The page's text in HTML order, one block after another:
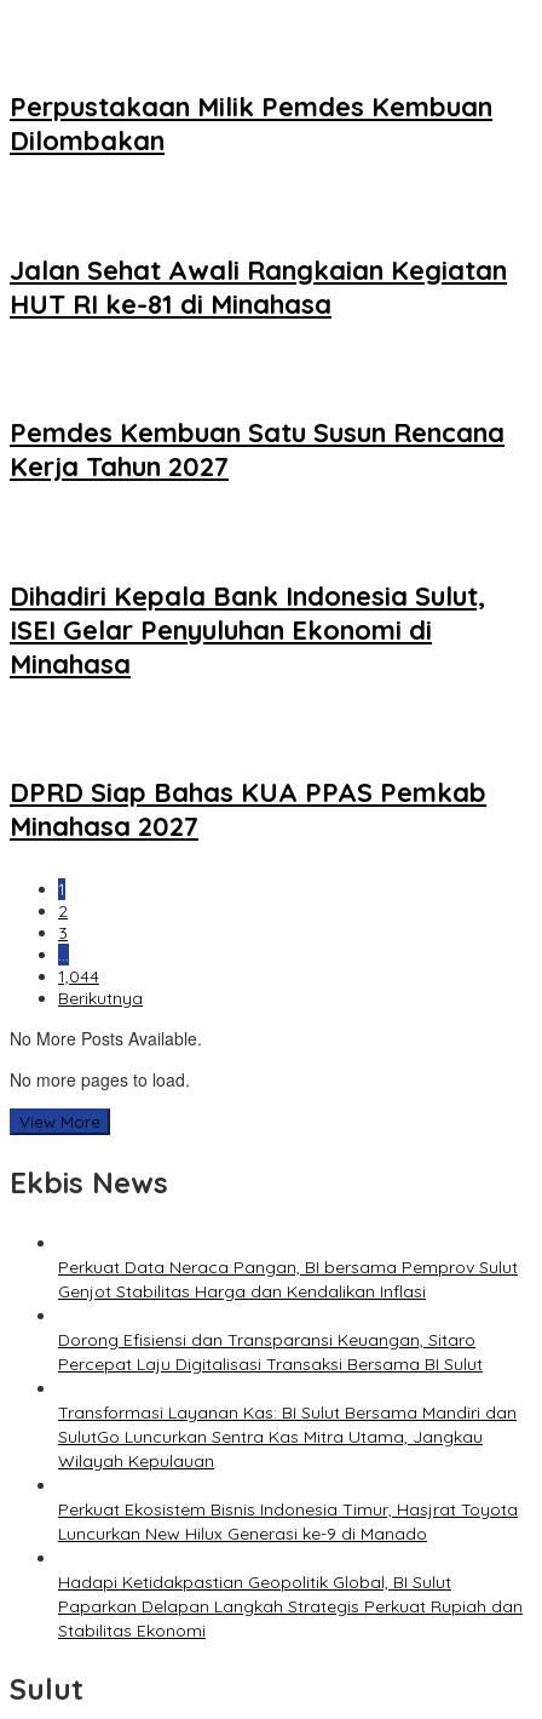
Perpustakaan Milik Pemdes Kembuan
Dilombakan
Jalan Sehat Awali Rangkaian Kegiatan
HUT RI ke-81 di Minahasa
Pemdes Kembuan Satu Susun Rencana
Kerja Tahun 2027
Dihadiri Kepala Bank Indonesia Sulut,
ISEI Gelar Penyuluhan Ekonomi di
Minahasa
DPRD Siap Bahas KUA PPAS Pemkab
Minahasa 2027
1
2
3
…
1,044
Berikutnya
No More Posts Available.
No more pages to load.
View More
Ekbis News
Perkuat Data Neraca Pangan, BI bersama Pemprov Sulut
Genjot Stabilitas Harga dan Kendalikan Inflasi
Dorong Efisiensi dan Transparansi Keuangan, Sitaro
Percepat Laju Digitalisasi Transaksi Bersama BI Sulut
Transformasi Layanan Kas: BI Sulut Bersama Mandiri dan
SulutGo Luncurkan Sentra Kas Mitra Utama, Jangkau
Wilayah Kepulauan
Perkuat Ekosistem Bisnis Indonesia Timur, Hasjrat Toyota
Luncurkan New Hilux Generasi ke-9 di Manado
Hadapi Ketidakpastian Geopolitik Global, BI Sulut
Paparkan Delapan Langkah Strategis Perkuat Rupiah dan
Stabilitas Ekonomi
Sulut